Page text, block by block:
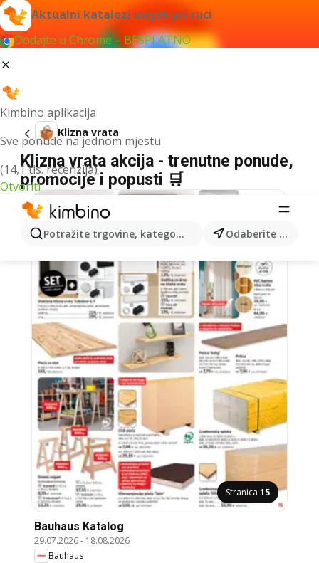
Aktualni katalozi uvijek pri ruci
Dodajte u Chrome – BESPLATNO
Kimbino aplikacija
Sve ponude na jednom mjestu
(14,1 tis. recenzija)
Otvoriti
Potražite trgovine, kategorije, proizvode... Odaberite grad
Klizna vrata
Klizna vrata akcija - trenutne ponude,
promocije i popusti 🛒
Stranica 15
Bauhaus Katalog
29.07.2026- 18.08.2026
Bauhaus